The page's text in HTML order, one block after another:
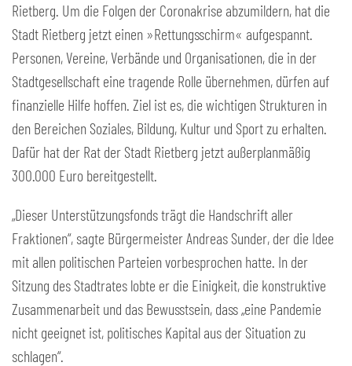
Rietberg. Um die Folgen der Coronakrise abzumildern, hat die
Stadt Rietberg jetzt einen »Rettungsschirm« aufgespannt.
Personen, Vereine, Verbände und Organisationen, die in der
Stadtgesellschaft eine tragende Rolle übernehmen, dürfen auf
finanzielle Hilfe hoffen. Ziel ist es, die wichtigen Strukturen in
den Bereichen Soziales, Bildung, Kultur und Sport zu erhalten.
Dafür hat der Rat der Stadt Rietberg jetzt außerplanmäßig
300.000 Euro bereitgestellt.
„Dieser Unterstützungsfonds trägt die Handschrift aller
Fraktionen“, sagte Bürgermeister Andreas Sunder, der die Idee
mit allen politischen Parteien vorbesprochen hatte. In der
Sitzung des Stadtrates lobte er die Einigkeit, die konstruktive
Zusammenarbeit und das Bewusstsein, dass „eine Pandemie
nicht geeignet ist, politisches Kapital aus der Situation zu
schlagen“.